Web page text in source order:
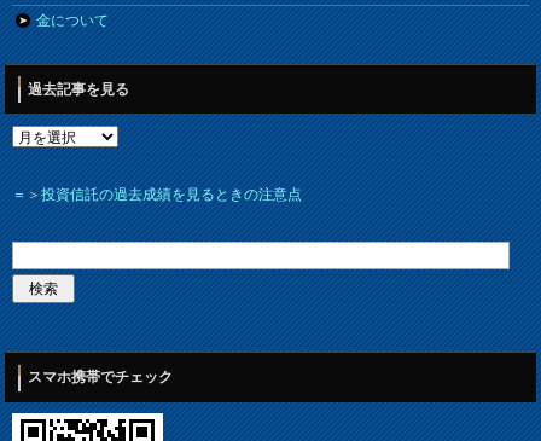
金について
過去記事を見る
＝＞投資信託の過去成績を見るときの注意点
スマホ携帯でチェック